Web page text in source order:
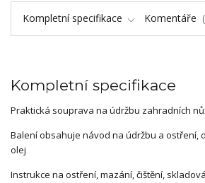
Kompletní specifikace Komentáře
Kompletní specifikace
Praktická souprava na údržbu zahradních
Balení obsahuje návod na údržbu a ostření,
olej
Instrukce na ostření, mazání, čištění,